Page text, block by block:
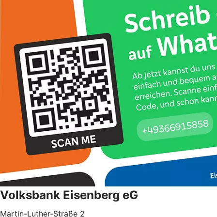
Volksbank Eisenberg eG
Martin-Luther-Straße 2